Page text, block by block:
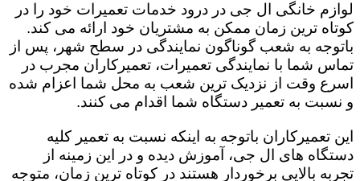
لوازم خانگی ال جی در درود خدمات تعمیرات خود را در
کوتاه ترین زمان ممکن به مشتریان خود ارائه می کند.
باتوجه به شعب گوناگون نمایندگی در سطح شهر، پس از
تماس شما با نمایندگی تعمیرات، تعمیرکاران مجرب در
اسرع وقت از نزدیک ترین شعب به محل شما اعزام شده
و نسبت به تعمیر دستگاه شما اقدام می کنند.
این تعمیرکاران باتوجه به اینکه نسبت به تعمیر کلیه
دستگاه های ال جی، آموزش دیده و در این زمینه از
تجربه بالایی برخوردار هستند در کوتاه ترین زمان، متوجه